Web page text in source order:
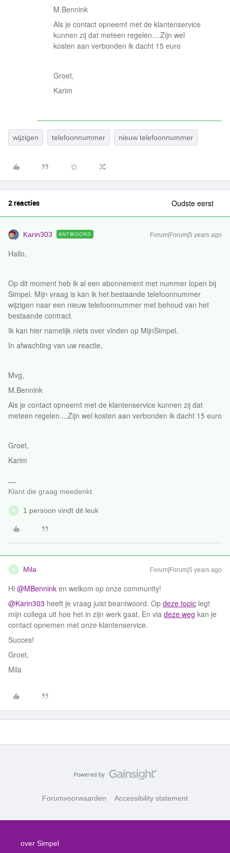
M.Bennink
Als je contact opneemt met de klantenservice
kunnen zij dat meteen regelen....Zijn wel
kosten aan verbonden ik dacht 15 euro
Groet,
Karim
wijzigen telefoonnummer nieuw telefoonnummer
2 reacties Oudste eerst
Karin303 ANTWOORD Forum|Forum|5 years ago
Hallo,
Op dit moment heb ik al een abonnement met nummer lopen bij
Simpel. Mijn vraag is kan ik het bestaande telefoonnummer
wijzigen naar een nieuw telefoonnummer met behoud van het
bestaande contract.
Ik kan hier namelijk niets over vinden op MijnSimpel.
In afwachting van uw reactie,
Mvg,
M.Bennink
Als je contact opneemt met de klantenservice kunnen zij dat
meteen regelen....Zijn wel kosten aan verbonden ik dacht 15 euro
Groet,
Karim
Klant die graag meedenkt
M 1 persoon vindt dit leuk
M Mila Forum|Forum|5 years ago
Hi @MBennink en welkom op onze community!
@Karin303 heeft je vraag juist beantwoord. Op deze topic legt
mijn collega uit hoe het in zijn werk gaat. En via deze weg kan je
contact opnemen met onze klantenservice.
Succes!
Groet,
Mila
Forumvoorwaarden Accessibility statement
over Simpel